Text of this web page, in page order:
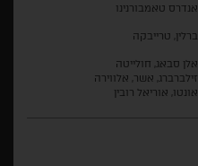
אנדרס טאמבורנינו
ברלין, טרייבקה
אלן סבאג, חולייטה
זילברברג, אשר, אלווירה
אונטו, אוריאל רובין